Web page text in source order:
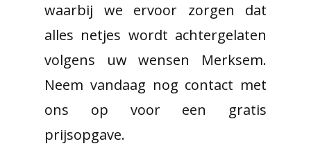
waarbij we ervoor zorgen dat
alles netjes wordt achtergelaten
volgens uw wensen Merksem.
Neem vandaag nog contact met
ons op voor een gratis
prijsopgave.